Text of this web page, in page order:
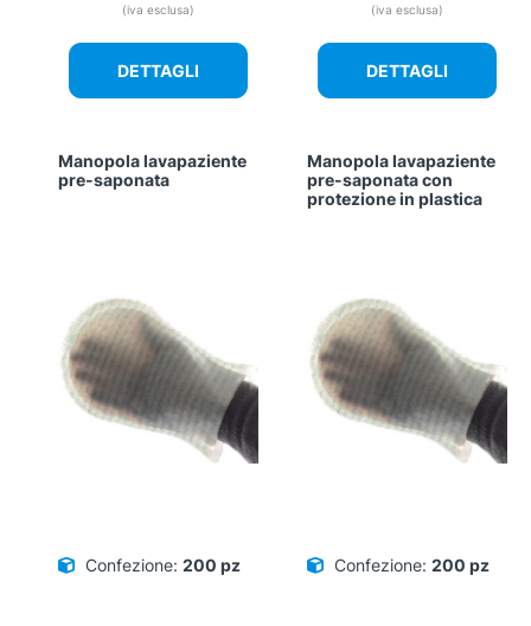
(iva esclusa)
DETTAGLI
(iva esclusa)
DETTAGLI
Manopola lavapaziente
pre-saponata
Confezione: 200 pz
Manopola lavapaziente
pre-saponata con
protezione in plastica
Confezione: 200 pz